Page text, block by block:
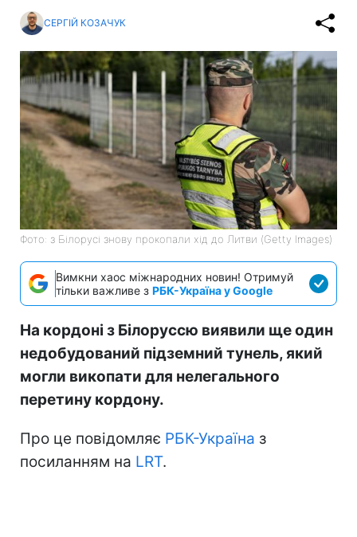
СЕРГІЙ КОЗАЧУК
Фото: з Білорусі знову прокопали хід до Литви (Getty Images)
Вимкни хаос міжнародних новин! Отримуй
тільки важливе з РБК-Україна у Google
На кордоні з Білоруссю виявили ще один
недобудований підземний тунель, який
могли викопати для нелегального
перетину кордону.
Про це повідомляє РБК-Україна з
посиланням на LRT.